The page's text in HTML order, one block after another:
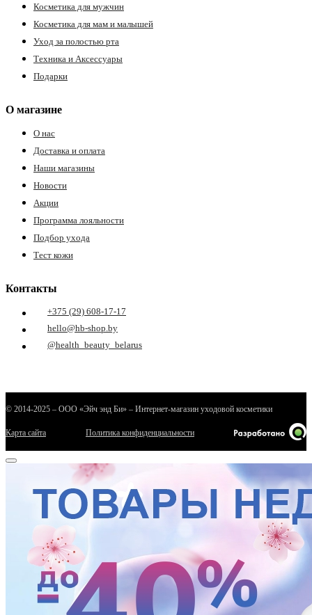
Косметика для мужчин
Косметика для мам и малышей
Уход за полостью рта
Техника и Аксессуары
Подарки
О магазине
О нас
Доставка и оплата
Наши магазины
Новости
Акции
Программа лояльности
Подбор ухода
Тест кожи
Контакты
+375 (29) 608-17-17
hello@hb-shop.by
@health_beauty_belarus
© 2014-2025 – ООО «Эйч энд Би» – Интернет-магазин уходовой косметики
Карта сайта Политика конфиденциальности